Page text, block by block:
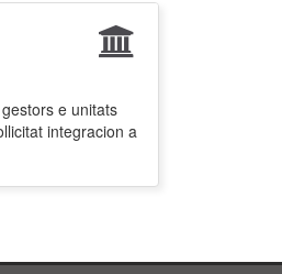
e unitats
integracion a